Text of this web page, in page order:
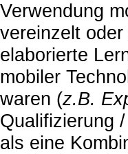
Verwendung
vereinzelt
elaborierte
mobiler
waren (z.B.
Qualifizierung
als eine